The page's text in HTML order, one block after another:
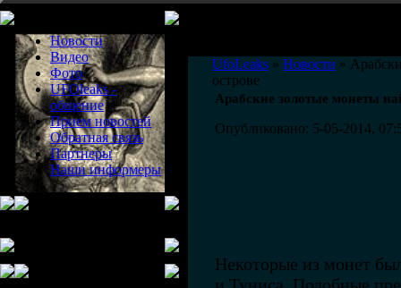
Новости
Видео
Фото
UFOleaks -
общение
Прием новостей
Обратная связь
Партнеры
Наши информеры
UfoLeaks » Новости »
острове
Арабские золотые монеты
Опубликовано: 5-05-2014,
Некоторые из монет